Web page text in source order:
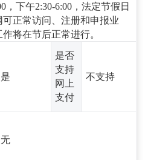
，下午2:30-6:00，法定节假日
正常访问、注册和申报业
将在节后正常进行。
是
是否
支持
网上
支付
不支持
无